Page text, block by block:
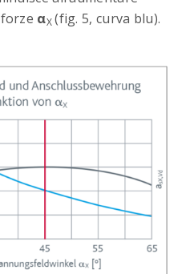
αX(fig. 5, curva blu).